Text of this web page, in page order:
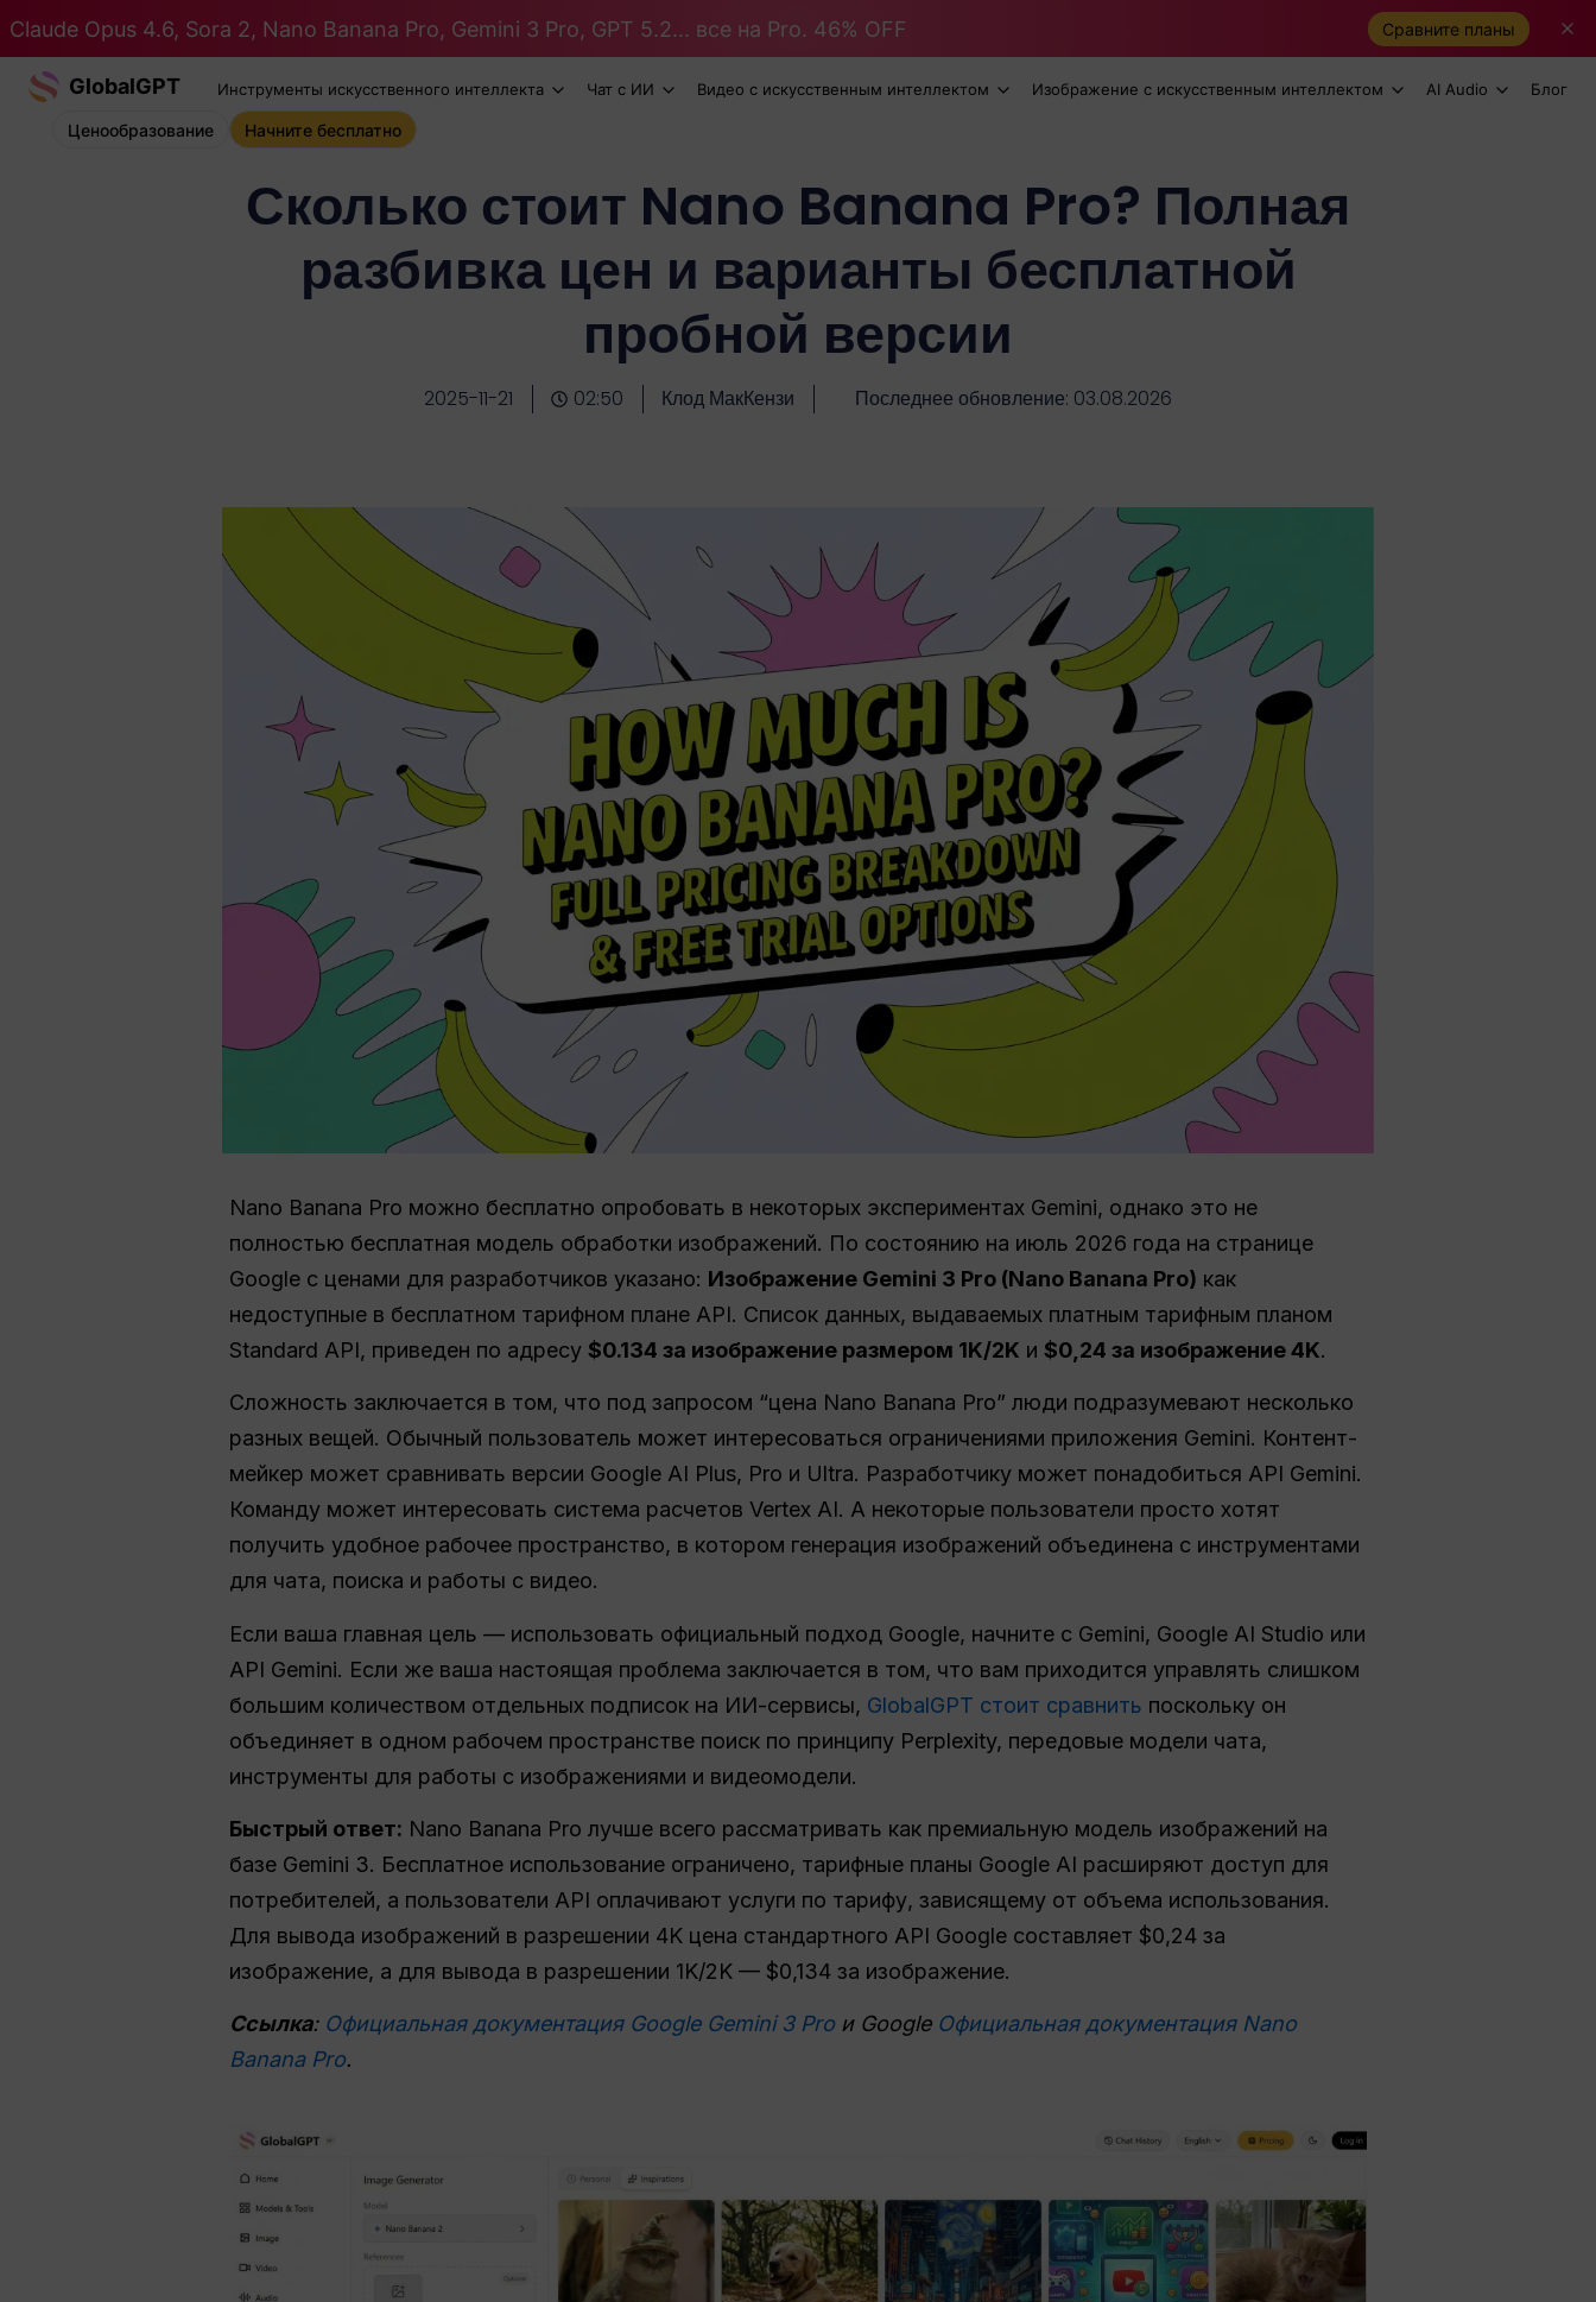
Claude Opus 4.6, Sora 2, Nano Banana Pro, Gemini 3 Pro, GPT 5.2... все на Pro. 46% OFF Сравните планы
GlobalGPT Инструменты искусственного интеллекта Чат с ИИ Видео с искусственным интеллектом Изображение с искусственным интеллектом AI Audio Блог
Ценообразование Начните бесплатно
Сколько стоит Nano Banana Pro? Полная
разбивка цен и варианты бесплатной
пробной версии
2025-11-21 02:50 Клод МакКензи Последнее обновление: 03.08.2026
Nano Banana Pro можно бесплатно опробовать в некоторых экспериментах Gemini, однако это не
полностью бесплатная модель обработки изображений. По состоянию на июль 2026 года на странице
Google с ценами для разработчиков указано: Изображение Gemini 3 Pro (Nano Banana Pro) как
недоступные в бесплатном тарифном плане API. Список данных, выдаваемых платным тарифным планом
Standard API, приведен по адресу $0.134 за изображение размером 1K/2K и $0,24 за изображение 4K.
Сложность заключается в том, что под запросом “цена Nano Banana Pro” люди подразумевают несколько
разных вещей. Обычный пользователь может интересоваться ограничениями приложения Gemini. Контент-
мейкер может сравнивать версии Google AI Plus, Pro и Ultra. Разработчику может понадобиться API Gemini.
Команду может интересовать система расчетов Vertex AI. А некоторые пользователи просто хотят
получить удобное рабочее пространство, в котором генерация изображений объединена с инструментами
для чата, поиска и работы с видео.
Если ваша главная цель — использовать официальный подход Google, начните с Gemini, Google AI Studio или
API Gemini. Если же ваша настоящая проблема заключается в том, что вам приходится управлять слишком
большим количеством отдельных подписок на ИИ-сервисы, GlobalGPT стоит сравнить поскольку он
объединяет в одном рабочем пространстве поиск по принципу Perplexity, передовые модели чата,
инструменты для работы с изображениями и видеомодели.
Быстрый ответ: Nano Banana Pro лучше всего рассматривать как премиальную модель изображений на
базе Gemini 3. Бесплатное использование ограничено, тарифные планы Google AI расширяют доступ для
потребителей, а пользователи API оплачивают услуги по тарифу, зависящему от объема использования.
Для вывода изображений в разрешении 4K цена стандартного API Google составляет $0,24 за
изображение, а для вывода в разрешении 1K/2K — $0,134 за изображение.
Ссылка: Официальная документация Google Gemini 3 Pro и Google Официальная документация Nano
Banana Pro.